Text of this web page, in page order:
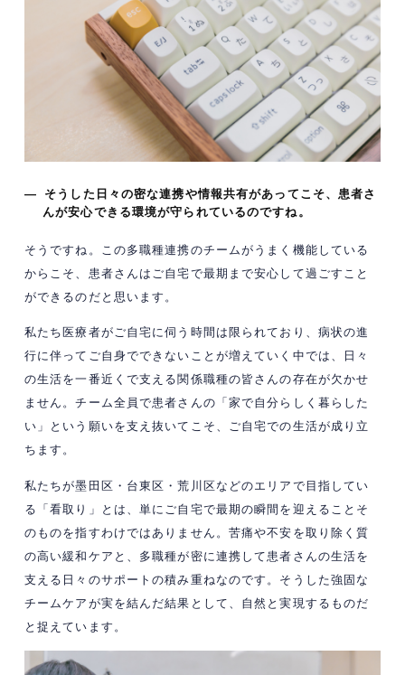
— そうした日々の密な連携や情報共有があってこそ、患者さ
んが安心できる環境が守られているのですね。
そうですね。この多職種連携のチームがうまく機能している
からこそ、患者さんはご自宅で最期まで安心して過ごすこと
ができるのだと思います。
私たち医療者がご自宅に伺う時間は限られており、病状の進
行に伴ってご自身でできないことが増えていく中では、日々
の生活を一番近くで支える関係職種の皆さんの存在が欠かせ
ません。チーム全員で患者さんの「家で自分らしく暮らした
い」という願いを支え抜いてこそ、ご自宅での生活が成り立
ちます。
私たちが墨田区・台東区・荒川区などのエリアで目指してい
る「看取り」とは、単にご自宅で最期の瞬間を迎えることそ
のものを指すわけではありません。苦痛や不安を取り除く質
の高い緩和ケアと、多職種が密に連携して患者さんの生活を
支える日々のサポートの積み重ねなのです。そうした強固な
チームケアが実を結んだ結果として、自然と実現するものだ
と捉えています。